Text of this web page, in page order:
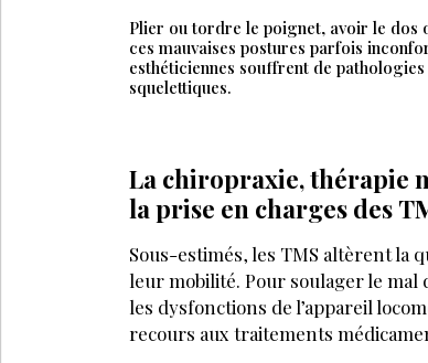
Plier ou tordre le poignet, avoir le dos
ces mauvaises postures parfois
esthéticiennes souffrent de
squelettiques.
La chiropraxie, thérapie
la prise en charges des
Sous-estimés, les TMS altèrent la
leur mobilité. Pour soulager le
les dysfonctions de l’appareil
recours aux traitements